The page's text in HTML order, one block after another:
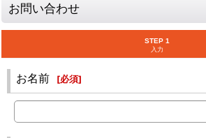
お問い合わせ
STEP 1
入力
お名前 [必須]